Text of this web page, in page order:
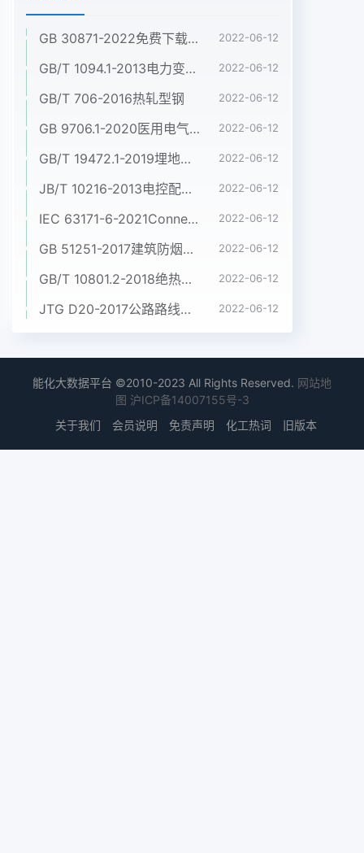
GB 30871-2022免费下载危险化学品企业特殊作业安全规范 2022-06-12
GB/T 1094.1-2013电力变压器 第1部分:总则 2022-06-12
GB/T 706-2016热轧型钢 2022-06-12
GB 9706.1-2020医用电气设备 第1部分:基本安全和基本性能的通用要求 2022-06-12
GB/T 19472.1-2019埋地用聚乙烯(PE)结构壁管道系统 第1部分:聚乙烯双壁波纹管材 2022-06-12
JB/T 10216-2013电控配电用电缆桥架 2022-06-12
IEC 63171-6-2021Connectors for electrical and electronic equipment - Part 6: Detail specification for 2-way and 4-way (data/power), shielded, free and fixed connectors for power and data transmission with frequencies up to 600 MHz 2022-06-12
GB 51251-2017建筑防烟排烟系统技术标准 2022-06-12
GB/T 10801.2-2018绝热用挤塑聚苯乙烯泡沫塑料(XPS) 2022-06-12
JTG D20-2017公路路线设计规范 2022-06-12
能化大数据平台 ©2010-2023 All Rights Reserved. 网站地
图 沪ICP备14007155号-3
关于我们
会员说明 免责声明 化工热词 旧版本